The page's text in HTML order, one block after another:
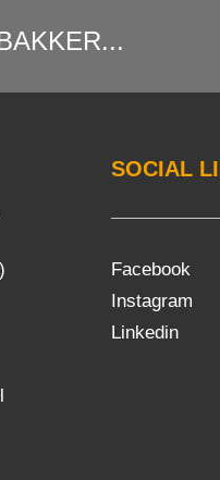
SOCIAL
Facebook
Instagram
Linkedin